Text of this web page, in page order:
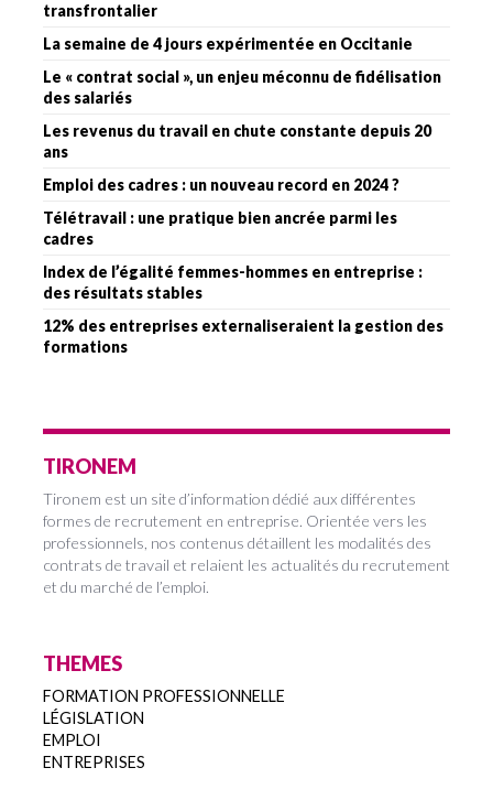
transfrontalier
La semaine de 4 jours expérimentée en Occitanie
Le « contrat social », un enjeu méconnu de fidélisation
des salariés
Les revenus du travail en chute constante depuis 20
ans
Emploi des cadres : un nouveau record en 2024 ?
Télétravail : une pratique bien ancrée parmi les
cadres
Index de l’égalité femmes-hommes en entreprise :
des résultats stables
12% des entreprises externaliseraient la gestion des
formations
TIRONEM
Tironem est un site d’information dédié aux différentes
formes de recrutement en entreprise. Orientée vers les
professionnels, nos contenus détaillent les modalités des
contrats de travail et relaient les actualités du recrutement
et du marché de l’emploi.
THEMES
FORMATION PROFESSIONNELLE
LÉGISLATION
EMPLOI
ENTREPRISES